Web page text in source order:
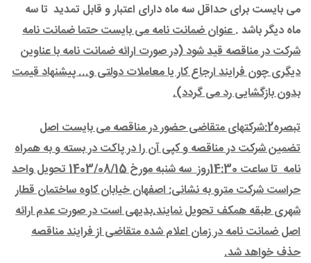
می بايست برای حداقل سه ماه دارای اعتبار و قابل تمديد تا سه
ماه دیگر باشد .عنوان ضمانت نامه می بایست حتماضمانت نامه
شرکت در مناقصهقید شود (در صورت ارائه ضمانت نامه با عناوین
دیگری چون فرایند ارجاع کار یا معاملات دولتی و... پیشنهاد قیمت
بدون بازگشایی رد می گردد).
تبصره2:شرکتهای متقاضی حضور در مناقصه می بایست اصل
تضمین شرکت در مناقصه و کپی آن را در پاکت در بسته و به همراه
نامه تا ساعت 14:30روز
سه شنبه مورخ 1403/08/15 تحویل واحد
حراست شرکت مترو به نشانی: اصفهان خیابان کاوه ساختمان قطار
شهری طبقه همکف تحویل نمایند.بدیهی است در صورت عدم ارائه
اصل ضمانت نامه در زمان اعلام شده متقاضی از فرایند مناقصه
حذف خواهد شد.